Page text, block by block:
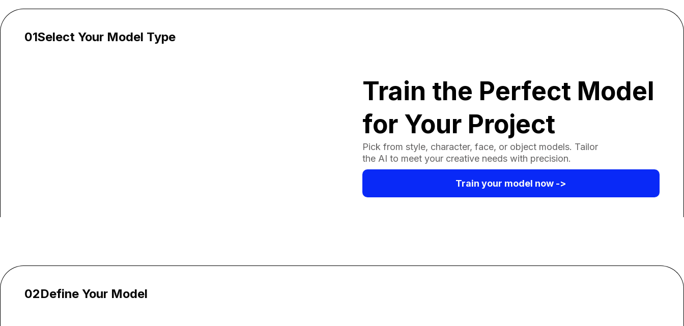
01Select Your Model Type
Train the Perfect Model
for Your Project
Pick from style, character, face, or object models. Tailor
the AI to meet your creative needs with precision.
Train your model now ->
02Define Your Model